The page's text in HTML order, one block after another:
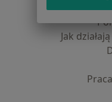
dane
Jak
Praca